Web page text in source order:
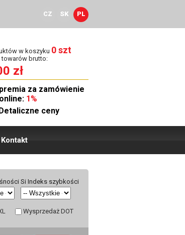
CZ SK PL
w koszyku 0 szt
towarów brutto:
zł
premia za zamówienie
online: 1%
ceny
Kontakt
Si Indeks szybkości
Wysprzedaż DOT